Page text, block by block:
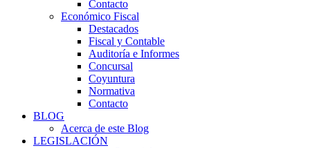
Contacto
Económico Fiscal
Destacados
Fiscal y Contable
Auditoría e Informes
Concursal
Coyuntura
Normativa
Contacto
BLOG
Acerca de este Blog
LEGISLACIÓN